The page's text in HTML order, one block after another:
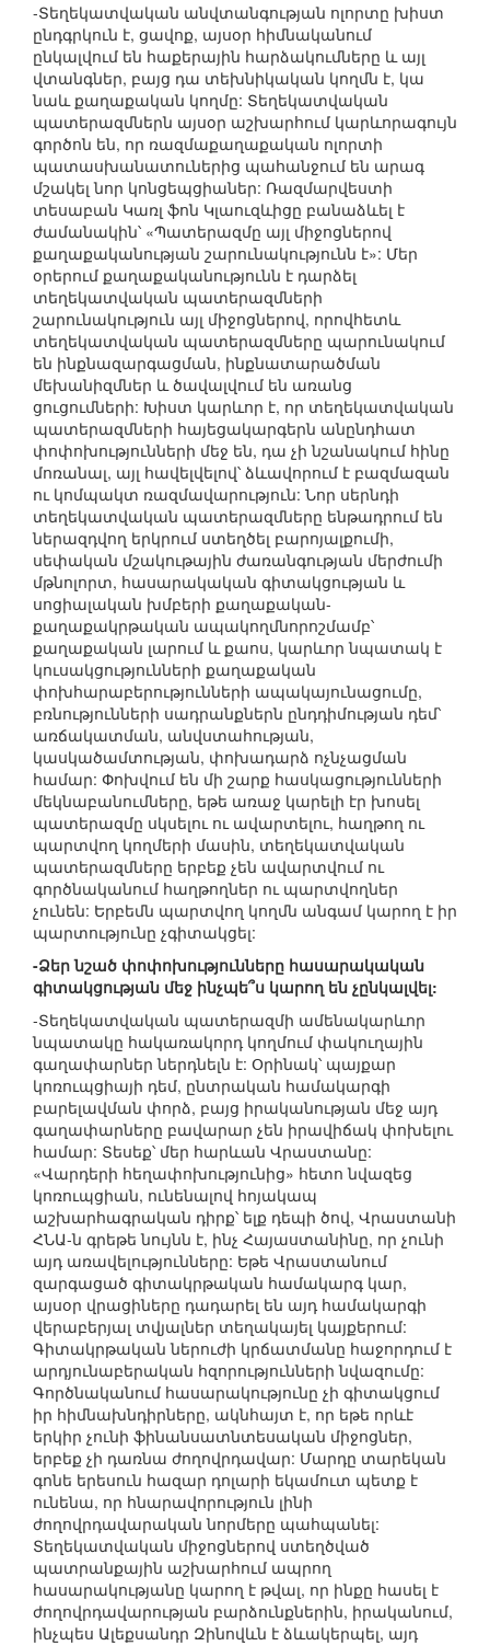
-Տեղեկատվական անվտանգության ոլորտը խիստ
ընդգրկուն է, ցավոք, այսօր հիմնականում
ընկալվում են հաքերային հարձակումները և այլ
վտանգներ, բայց դա տեխնիկական կողմն է, կա
նաև քաղաքական կողմը: Տեղեկատվական
պատերազմներն այսօր աշխարհում կարևորագույն
գործոն են, որ ռազմաքաղաքական ոլորտի
պատասխանատուներից պահանջում են արագ
մշակել նոր կոնցեպցիաներ: Ռազմարվեստի
տեսաբան Կառլ ֆոն Կլաուզևիցը բանաձևել է
ժամանակին՝ «Պատերազմը այլ միջոցներով
քաղաքականության շարունակությունն է»: Մեր
օրերում քաղաքականությունն է դարձել
տեղեկատվական պատերազմների
շարունակություն այլ միջոցներով, որովհետև
տեղեկատվական պատերազմները պարունակում
են ինքնազարգացման, ինքնատարածման
մեխանիզմներ և ծավալվում են առանց
ցուցումների: Խիստ կարևոր է, որ տեղեկատվական
պատերազմների հայեցակարգերն անընդհատ
փոփոխությունների մեջ են, դա չի նշանակում հինը
մոռանալ, այլ հավելվելով՝ ձևավորում է բազմազան
ու կոմպակտ ռազմավարություն: Նոր սերնդի
տեղեկատվական պատերազմները ենթադրում են
ներազդվող երկրում ստեղծել բարոյալքումի,
սեփական մշակութային ժառանգության մերժումի
մթնոլորտ, հասարակական գիտակցության և
սոցիալական խմբերի քաղաքական-
քաղաքակրթական ապակողմնորոշմամբ՝
քաղաքական լարում և քաոս, կարևոր նպատակ է
կուսակցությունների քաղաքական
փոխհարաբերությունների ապակայունացումը,
բռնությունների սադրանքներն ընդդիմության դեմ՝
առճակատման, անվստահության,
կասկածամտության, փոխադարձ ոչնչացման
համար: Փոխվում են մի շարք հասկացությունների
մեկնաբանումները, եթե առաջ կարելի էր խոսել
պատերազմը սկսելու ու ավարտելու, հաղթող ու
պարտվող կողմերի մասին, տեղեկատվական
պատերազմները երբեք չեն ավարտվում ու
գործնականում հաղթողներ ու պարտվողներ
չունեն: Երբեմն պարտվող կողմն անգամ կարող է իր
պարտությունը չգիտակցել:
-Ձեր նշած փոփոխությունները հասարակական
գիտակցության մեջ ինչպե՞ս կարող են չընկալվել:
-Տեղեկատվական պատերազմի ամենակարևոր
նպատակը հակառակորդ կողմում փակուղային
գաղափարներ ներդնելն է: Օրինակ՝ պայքար
կոռուպցիայի դեմ, ընտրական համակարգի
բարելավման փորձ, բայց իրականության մեջ այդ
գաղափարները բավարար չեն իրավիճակ փոխելու
համար: Տեսեք՝ մեր հարևան Վրաստանը:
«Վարդերի հեղափոխությունից» հետո նվազեց
կոռուպցիան, ունենալով հոյակապ
աշխարհագրական դիրք՝ ելք դեպի ծով, Վրաստանի
ՀՆԱ-ն գրեթե նույնն է, ինչ Հայաստանինը, որ չունի
այդ առավելությունները: Եթե Վրաստանում
զարգացած գիտակրթական համակարգ կար,
այսօր վրացիները դադարել են այդ համակարգի
վերաբերյալ տվյալներ տեղակայել կայքերում:
Գիտակրթական ներուժի կրճատմանը հաջորդում է
արդյունաբերական հզորությունների նվազումը:
Գործնականում հասարակությունը չի գիտակցում
իր հիմնախնդիրները, ակնհայտ է, որ եթե որևէ
երկիր չունի ֆինանսատնտեսական միջոցներ,
երբեք չի դառնա ժողովրդավար: Մարդը տարեկան
գոնե երեսուն հազար դոլարի եկամուտ պետք է
ունենա, որ հնարավորություն լինի
ժողովրդավարական նորմերը պահպանել:
Տեղեկատվական միջոցներով ստեղծված
պատրանքային աշխարհում ապրող
հասարակությանը կարող է թվալ, որ ինքը հասել է
ժողովրդավարության բարձունքներին, իրականում,
ինչպես Ալեքսանդր Զինովևն է ձևակերպել, այդ